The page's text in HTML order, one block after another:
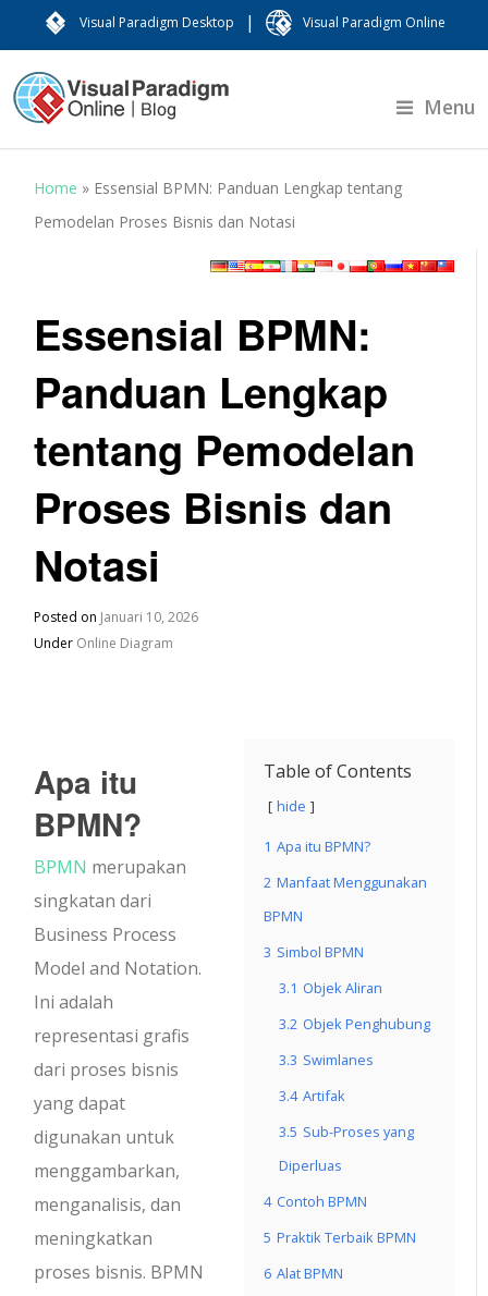
Visual Paradigm Desktop | Visual Paradigm Online
Menu
Home » Essensial BPMN: Panduan Lengkap tentang
Pemodelan Proses Bisnis dan Notasi
Essensial BPMN:
Panduan Lengkap
tentang Pemodelan
Proses Bisnis dan
Notasi
Posted on Januari 10, 2026
Under Online Diagram
Table of Contents
hide
1 Apa itu BPMN?
2 Manfaat Menggunakan
BPMN
3 Simbol BPMN
3.1 Objek Aliran
3.2 Objek Penghubung
3.3 Swimlanes
3.4 Artifak
3.5 Sub-Proses yang
Diperluas
4 Contoh BPMN
5 Praktik Terbaik BPMN
6 Alat BPMN
Apa itu
BPMN?
BPMN merupakan
singkatan dari
Business Process
Model and Notation.
Ini adalah
representasi grafis
dari proses bisnis
yang dapat
digunakan untuk
menggambarkan,
menganalisis, dan
meningkatkan
proses bisnis. BPMN